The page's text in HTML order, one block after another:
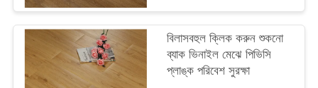
উদ্ধৃতির
জন্য
আবেদন
বিলাসবহুল ক্লিক করুন শুকনো
ব্যাক ভিনাইল মেঝে পিভিসি
প্লাঙ্ক পরিবেশ সুরক্ষা